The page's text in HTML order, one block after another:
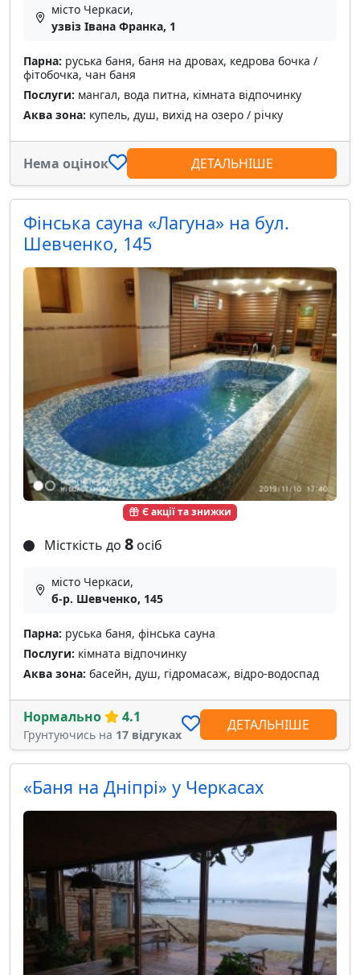
місто Черкаси,
узвіз Івана Франка, 1
Парна: руська баня, баня на дровах, кедрова бочка /
фітобочка, чан баня
Послуги: мангал, вода питна, кімната відпочинку
Аква зона: купель, душ, вихід на озеро / річку
Нема оцінок ДЕТАЛЬНІШЕ
Є акції та знижки
Фінська сауна «Лагуна» на бул.
Шевченко, 145
Місткість до 8 осіб
місто Черкаси,
б-р. Шевченко, 145
Парна: руська баня, фінська сауна
Послуги: кімната відпочинку
Аква зона: басейн, душ, гідромасаж, відро-водоспад
Нормально 4.1
Грунтуючись на 17 відгуках
ДЕТАЛЬНІШЕ
«Баня на Дніпрі» у Черкасах